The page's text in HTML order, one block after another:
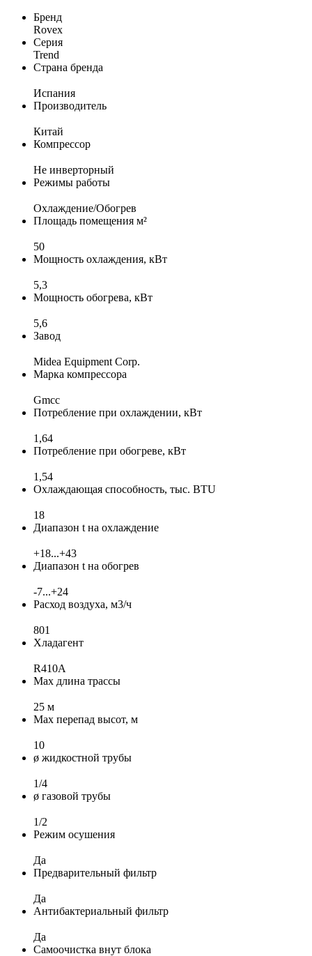
Бренд
Rovex
Серия
Trend
Страна бренда
Испания
Производитель
Китай
Компрессор
Не инверторный
Режимы работы
Охлаждение/Обогрев
Площадь помещения м²
50
Мощность охлаждения, кВт
5,3
Мощность обогрева, кВт
5,6
Завод
Midea Equipment Corp.
Марка компрессора
Gmcc
Потребление при охлаждении, кВт
1,64
Потребление при обогреве, кВт
1,54
Охлаждающая способность, тыс. BTU
18
Диапазон t на охлаждение
+18...+43
Диапазон t на обогрев
-7...+24
Расход воздуха, м3/ч
801
Хладагент
R410A
Max длина трассы
25 м
Max перепад высот, м
10
ø жидкостной трубы
1/4
ø газовой трубы
1/2
Режим осушения
Да
Предварительный фильтр
Да
Антибактериальный фильтр
Да
Самоочистка внут блока